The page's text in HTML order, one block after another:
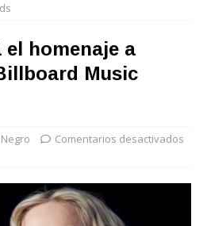
el homenaje a
Music
Comentarios desactivados